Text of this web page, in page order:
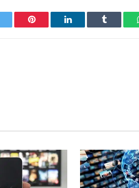
Pinterest LinkedIn Tumblr